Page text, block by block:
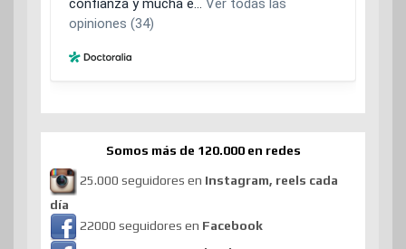
Somos más de 120.000 en redes
25.000 seguidores en Instagram, reels cada
día
22000 seguidores en Facebook